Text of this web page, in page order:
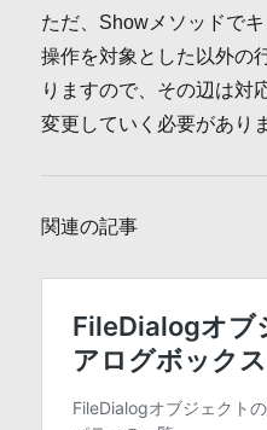
ただ、Showメソッドで
操作を対象とした以外の
りますので、その辺は対
変更していく必要があり
関連の記事